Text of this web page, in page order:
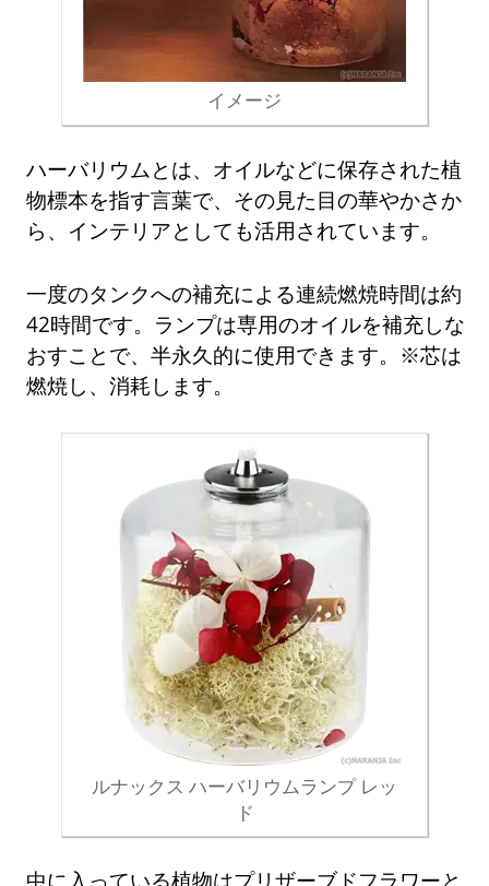
イメージ
ハーバリウムとは、オイルなどに保存された植
物標本を指す言葉で、その見た目の華やかさか
ら、インテリアとしても活用されています。
一度のタンクへの補充による連続燃焼時間は約
42時間です。ランプは専用のオイルを補充しな
おすことで、半永久的に使用できます。※芯は
燃焼し、消耗します。
ルナックス ハーバリウムランプ レッ
ド
中に入っている植物はプリザーブドフラワーと